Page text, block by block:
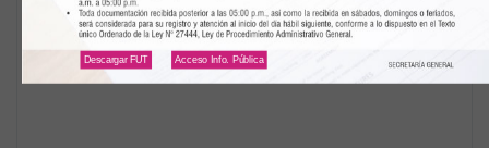
Descargar FUT Acceso Info. Pública